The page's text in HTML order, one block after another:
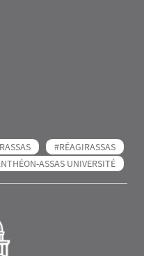
#RÉAGIRASSAS
ASSAS UNIVERSITÉ